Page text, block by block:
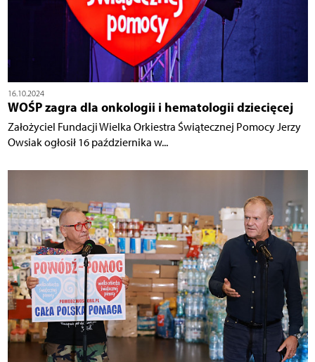
16.10.2024
WOŚP zagra dla onkologii i hematologii dziecięcej
Założyciel Fundacji Wielka Orkiestra Świątecznej Pomocy Jerzy
Owsiak ogłosił 16 października w...